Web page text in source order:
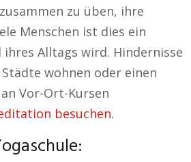
zu üben, ihre
Menschen ist dies ein
Alltags wird. Hindernisse
wohnen oder einen
Vor-Ort-Kursen
besuchen.